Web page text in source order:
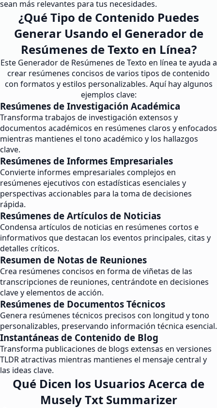
sean más relevantes para tus necesidades.
¿Qué Tipo de Contenido Puedes
Generar Usando el Generador de
Resúmenes de Texto en Línea?
Este Generador de Resúmenes de Texto en línea te ayuda a
crear resúmenes concisos de varios tipos de contenido
con formatos y estilos personalizables. Aquí hay algunos
ejemplos clave:
Resúmenes de Investigación Académica
Transforma trabajos de investigación extensos y
documentos académicos en resúmenes claros y enfocados
mientras mantienes el tono académico y los hallazgos
clave.
Resúmenes de Informes Empresariales
Convierte informes empresariales complejos en
resúmenes ejecutivos con estadísticas esenciales y
perspectivas accionables para la toma de decisiones
rápida.
Resúmenes de Artículos de Noticias
Condensa artículos de noticias en resúmenes cortos e
informativos que destacan los eventos principales, citas y
detalles críticos.
Resumen de Notas de Reuniones
Crea resúmenes concisos en forma de viñetas de las
transcripciones de reuniones, centrándote en decisiones
clave y elementos de acción.
Resúmenes de Documentos Técnicos
Genera resúmenes técnicos precisos con longitud y tono
personalizables, preservando información técnica esencial.
Instantáneas de Contenido de Blog
Transforma publicaciones de blogs extensas en versiones
TLDR atractivas mientras mantienes el mensaje central y
las ideas clave.
Qué Dicen los Usuarios Acerca de
Musely Txt Summarizer